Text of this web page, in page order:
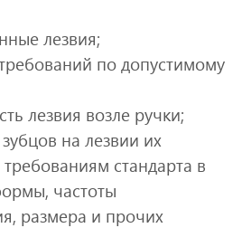
лезвия;
по допустимому
лезвия возле ручки;
на лезвии их
требованиям стандарта в
частоты
размера и прочих